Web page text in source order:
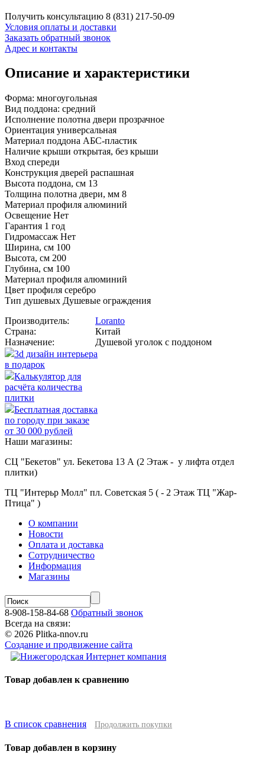
Получить консультацию 8 (831) 217-50-09
Условия оплаты и доставки
Заказать обратный звонок
Адрес и контакты
Описание и характеристики
Форма: многоугольная
Вид поддона: средний
Исполнение полотна двери прозрачное
Ориентация универсальная
Материал поддона АБС-пластик
Наличие крыши открытая, без крыши
Вход спереди
Конструкция дверей распашная
Высота поддона, см 13
Толщина полотна двери, мм 8
Материал профиля алюминий
Освещение Нет
Гарантия 1 год
Гидромассаж Нет
Ширина, см 100
Высота, см 200
Глубина, см 100
Материал профиля алюминий
Цвет профиля серебро
Тип душевых Душевые ограждения
Производитель:
Loranto
Страна:
Китай
Назначение:
Душевой уголок с поддоном
3d дизайн интерьера
в подарок
Калькулятор для
расчёта количества
плитки
Бесплатная доставка
по городу при заказе
от 30 000 рублей
Наши магазины:
СЦ "Бекетов" ул. Бекетова 13 А (2 Этаж - у лифта отдел
плитки)
ТЦ "Интерьр Молл" пл. Советская 5 ( - 2 Этаж ТЦ "Жар-
Птица" )
О компании
Новости
Оплата и доставка
Сотрудничество
Информация
Магазины
8-908-158-84-68 Обратный звонок
Всегда на связи:
© 2026 Plitka-nnov.ru
Создание и продвижение сайта
Товар добавлен к сравнению
В список сравнения Продолжить покупки
Товар добавлен в корзину